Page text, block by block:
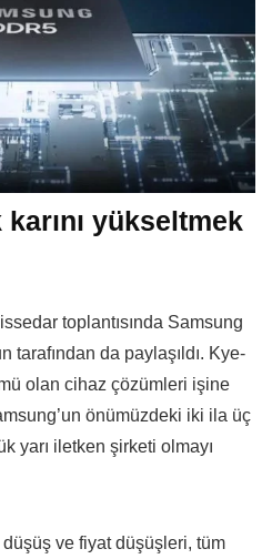
yükseltmek
toplantısında Samsung
tarafından da paylaşıldı. Kye-
olan cihaz çözümleri işine
önümüzdeki iki ila üç
yarı iletken şirketi olmayı
ve fiyat düşüşleri, tüm